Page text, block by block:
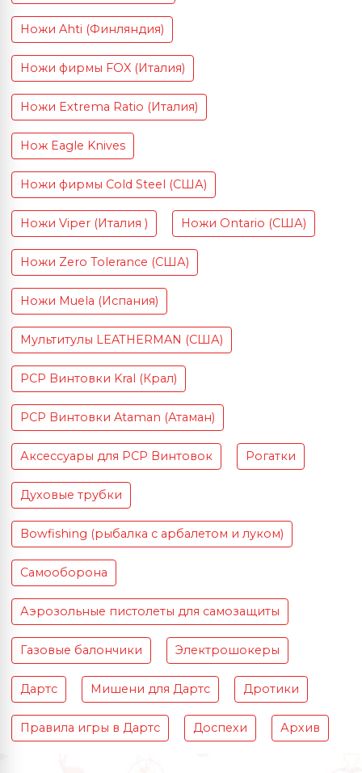
Ножи Ahti (Финляндия)
Ножи фирмы FOX (Италия)
Ножи Extrema Ratio (Италия)
Нож Eagle Knives
Ножи фирмы Cold Steel (США)
Ножи Viper (Италия ) Ножи Ontario (США)
Ножи Zero Tolerance (США)
Ножи Muela (Испания)
Мультитулы LEATHERMAN (США)
PCP Винтовки Kral (Крал)
PCP Винтовки Ataman (Атаман)
Аксессуары для PCP Винтовок Рогатки
Духовые трубки
Bowfishing (рыбалка с арбалетом и луком)
Самооборона
Аэрозольные пистолеты для самозащиты
Газовые балончики Электрошокеры
Дартс Мишени для Дартс Дротики
Правила игры в Дартс Доспехи Архив